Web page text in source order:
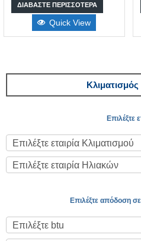
ΔΙΑΒΆΣΤΕ ΠΕΡΙΣΣΌΤΕΡΑ
Quick View
Επιλέξτε
Επιλέξτε απόδοση σε